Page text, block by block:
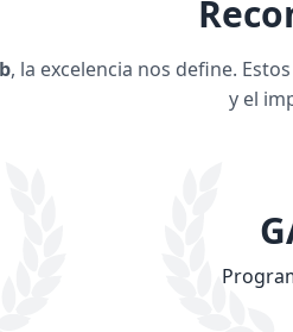
, la excelencia nos define.
y el